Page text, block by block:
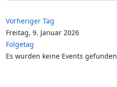
Vorheriger Tag
Freitag, 9. Januar 2026
Folgetag
Es wurden keine Events gefunden